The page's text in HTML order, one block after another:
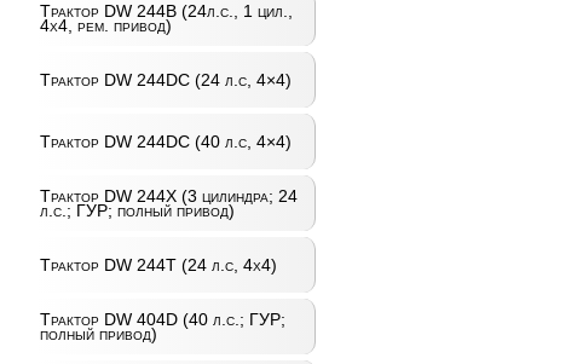
Трактор DW 244B (24л.с., 1 цил.,
4х4, рем. привод)
Трактор DW 244DC (24 л.с, 4×4)
Трактор DW 244DC (40 л.с, 4×4)
Трактор DW 244X (3 цилиндра; 24
л.с.; ГУР; полный привод)
Трактор DW 244Т (24 л.с, 4х4)
Трактор DW 404D (40 л.с.; ГУР;
полный привод)